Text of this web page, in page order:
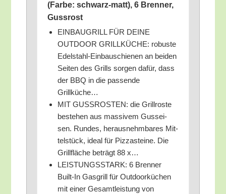
(Far­be: schwarz-matt), 6 Bren­ner,
Gussrost
EINBAUGRILL FÜR DEINE
OUTDOOR GRILLKÜCHE: robus­te
Edel­stahl-Ein­bau­schie­nen an bei­den
Sei­ten des Grills sor­gen dafür, dass
der BBQ in die pas­sen­de
Grillküche…
MIT GUSSROSTEN: die Grill­ros­te
bestehen aus mas­si­vem Guss­ei­
sen. Run­des, her­aus­nehm­ba­res Mit­
tel­stück, ide­al für Piz­zastei­ne. Die
Grill­flä­che beträgt 88 x…
LEISTUNGSSTARK: 6 Bren­ner
Built-In Gas­grill für Out­door­kü­chen
mit einer Gesamt­leis­tung von